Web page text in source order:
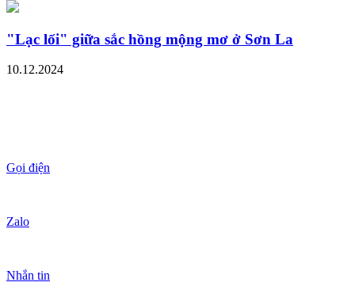
"Lạc lối" giữa sắc hồng mộng mơ ở Sơn La
10.12.2024
Gọi điện
Zalo
Nhắn tin